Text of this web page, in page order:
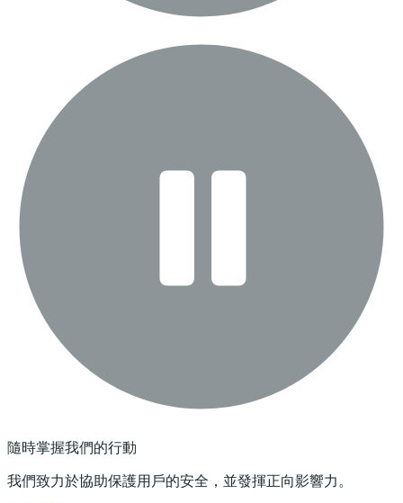
隨時掌握我們的行動
我們致力於協助保護用戶的安全，並發揮正向影響力。